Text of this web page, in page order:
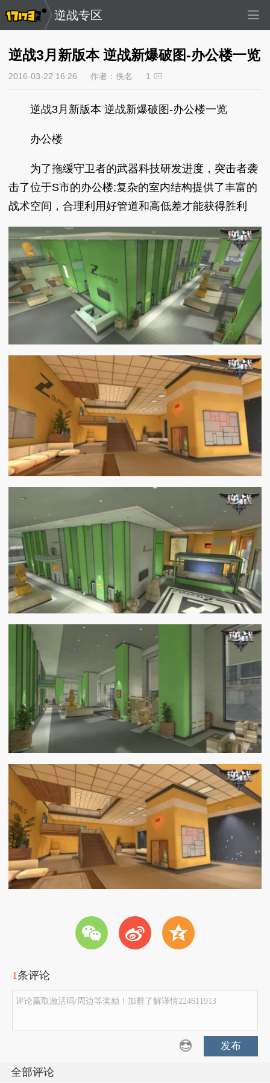
逆战专区
逆战3月新版本 逆战新爆破图-办公楼一览
2016-03-22 16:26 作者：佚名 1
逆战3月新版本 逆战新爆破图-办公楼一览
办公楼
为了拖缓守卫者的武器科技研发进度，突击者袭
击了位于S市的办公楼;复杂的室内结构提供了丰富的
战术空间，合理利用好管道和高低差才能获得胜利
w t z
1条评论
评论赢取激活码/周边等奖励！加群了解详情224611913
发布
全部评论